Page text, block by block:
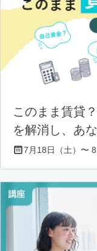
このまま賃貸
を解消し、あ
7月18日（土）〜